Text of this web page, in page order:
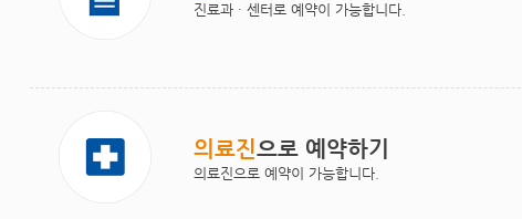
진료과 · 센터로 예약이 가능합니다.
의료진으로 예약하기
의료진으로 예약이 가능합니다.